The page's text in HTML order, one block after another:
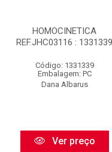
HOMOCINETICA
REF.JHC03116 : 1331339
Código: 1331339
Embalagem: PC
Dana Albarus
Ver preço